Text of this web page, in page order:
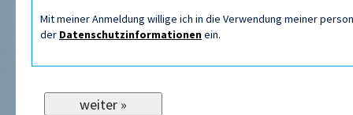
Mit meiner Anmeldung willige ich in die Verwendung meiner
der Datenschutzinformationenein.